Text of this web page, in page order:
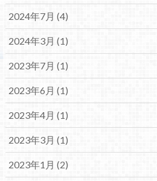
2024年7月 (4)
2024年3月 (1)
2023年7月 (1)
2023年6月 (1)
2023年4月 (1)
2023年3月 (1)
2023年1月 (2)